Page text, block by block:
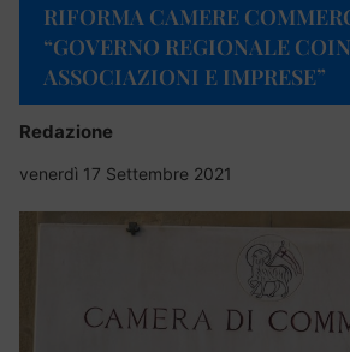
RIFORMA CAMERE
“GOVERNO REGIONALE
ASSOCIAZIONI E IMPRESE”
Redazione
venerdì 17 Settembre 2021